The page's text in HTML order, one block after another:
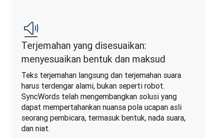
Terjemahan yang disesuaikan:
menyesuaikan bentuk dan maksud
Teks terjemahan langsung dan terjemahan suara
harus terdengar alami, bukan seperti robot.
SyncWords telah mengembangkan solusi yang
dapat mempertahankan nuansa pola ucapan asli
seorang pembicara, termasuk bentuk, nada suara,
dan niat.